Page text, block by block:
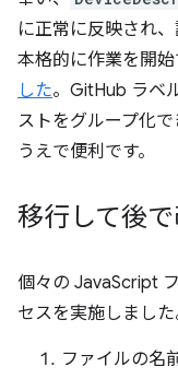
に正常に反映され
本格的に作業を開始
した。GitHub ラベ
ストをグループ化
うえで便利です。
移行して後
個々の JavaScript
セスを実施しました
ファイルの名